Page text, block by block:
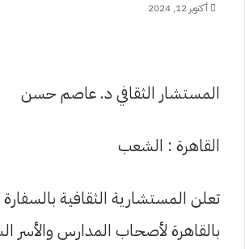
أكتوبر 12, 2024
المستشار الثقافي د. عاصم حسن
القاهرة : الشعب
تعلن المستشارية الثقافية
بالقاهرة لأصحاب المدارس والأسر